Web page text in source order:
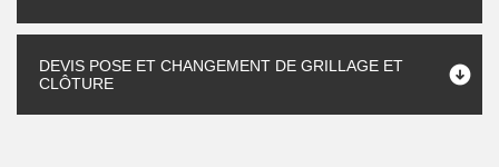
DEVIS POSE ET CHANGEMENT DE GRILLAGE ET
CLÔTURE